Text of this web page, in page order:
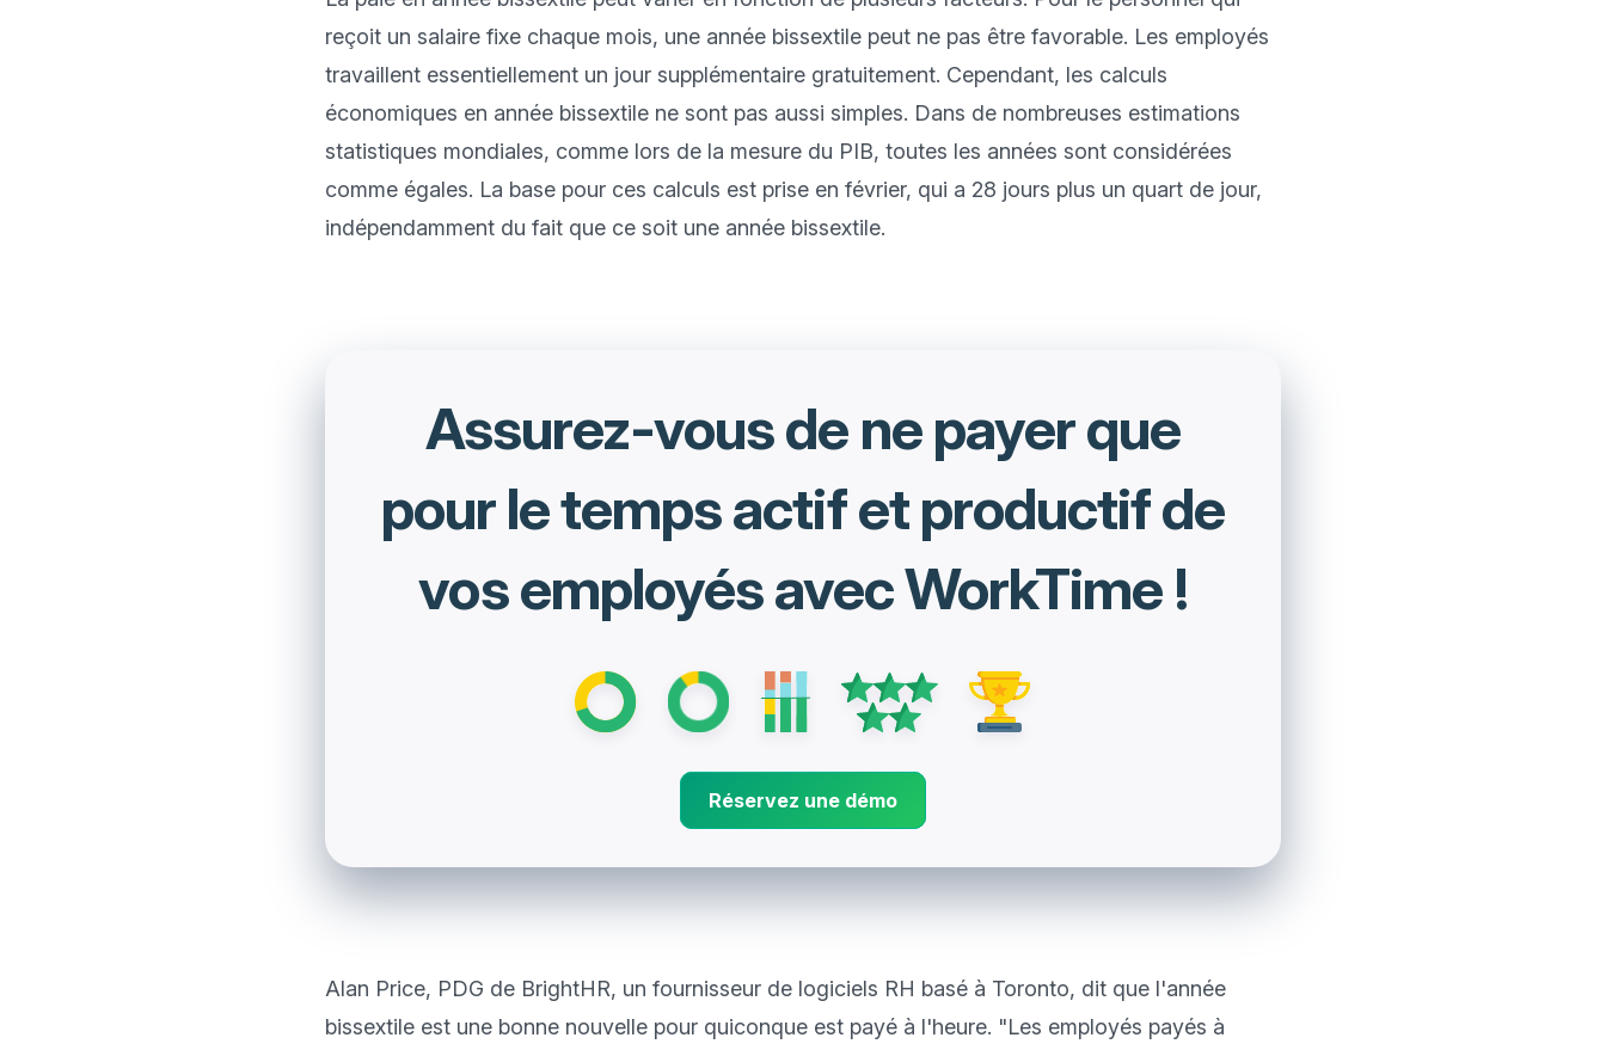
reçoit un salaire fixe chaque mois, une année bissextile peut ne pas être favorable. Les employés
travaillent essentiellement un jour supplémentaire gratuitement. Cependant, les calculs
économiques en année bissextile ne sont pas aussi simples. Dans de nombreuses estimations
statistiques mondiales, comme lors de la mesure du PIB, toutes les années sont considérées
comme égales. La base pour ces calculs est prise en février, qui a 28 jours plus un quart de jour,
Assurez-vous de ne payer que
pour le temps actif et productif de
vos employés avec WorkTime !
Réservez une démo
Alan Price, PDG de BrightHR, un fournisseur de logiciels RH basé à Toronto, dit que l'année
bissextile est une bonne nouvelle pour quiconque est payé à l'heure. "Les employés payés à